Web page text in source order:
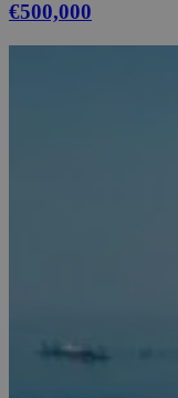
€500,000